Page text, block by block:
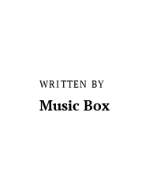
WRITTEN BY
Music Box